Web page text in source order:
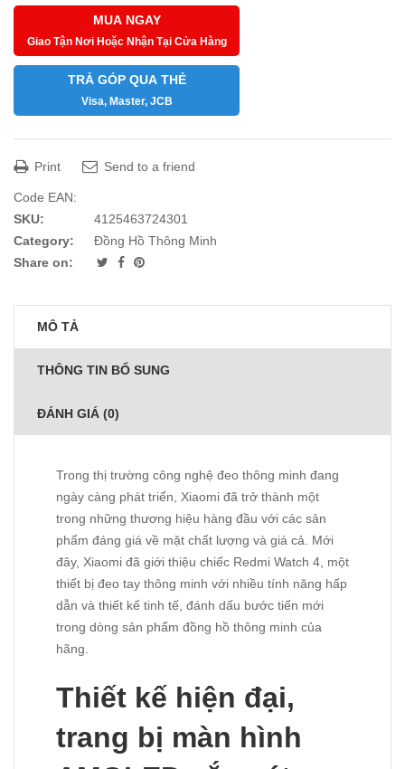
MUA NGAY
Giao Tận Nơi Hoặc Nhận Tại Cửa Hàng
TRẢ GÓP QUA THẺ
Visa, Master, JCB
Print Send to a friend
Code EAN:
SKU:
4125463724301
Category:
Đồng Hồ Thông Minh
Share on:
MÔ TẢ
THÔNG TIN BỔ SUNG
ĐÁNH GIÁ (0)
Trong thị trường công nghệ đeo thông minh đang
ngày càng phát triển, Xiaomi đã trở thành một
trong những thương hiệu hàng đầu với các sản
phẩm đáng giá về mặt chất lượng và giá cả. Mới
đây, Xiaomi đã giới thiệu chiếc Redmi Watch 4, một
thiết bị đeo tay thông minh với nhiều tính năng hấp
dẫn và thiết kế tinh tế, đánh dấu bước tiến mới
trong dòng sản phẩm đồng hồ thông minh của
hãng.
Thiết kế hiện đại,
trang bị màn hình